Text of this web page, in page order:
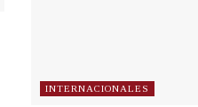
INTERNACIONALES